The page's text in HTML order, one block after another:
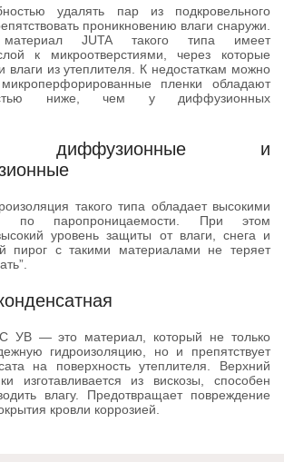
удалять пар из подкровельного
проникновению влаги снаружи.
материал JUTA такого типа имеет
к микроотверстиями, через которые
влаги из утеплителя. К недостаткам можно
пленки обладают
ниже, чем у диффузионных
диффузионные и
такого типа обладает высокими
по паропроницаемости. При этом
уровень защиты от влаги, снега и
пирог с такими материалами не теряет
— это материал, который не только
гидроизоляцию, но и препятствует
на поверхность утеплителя. Верхний
изготавливается из вискозы, способен
влагу. Предотвращает повреждение
кровли коррозией.